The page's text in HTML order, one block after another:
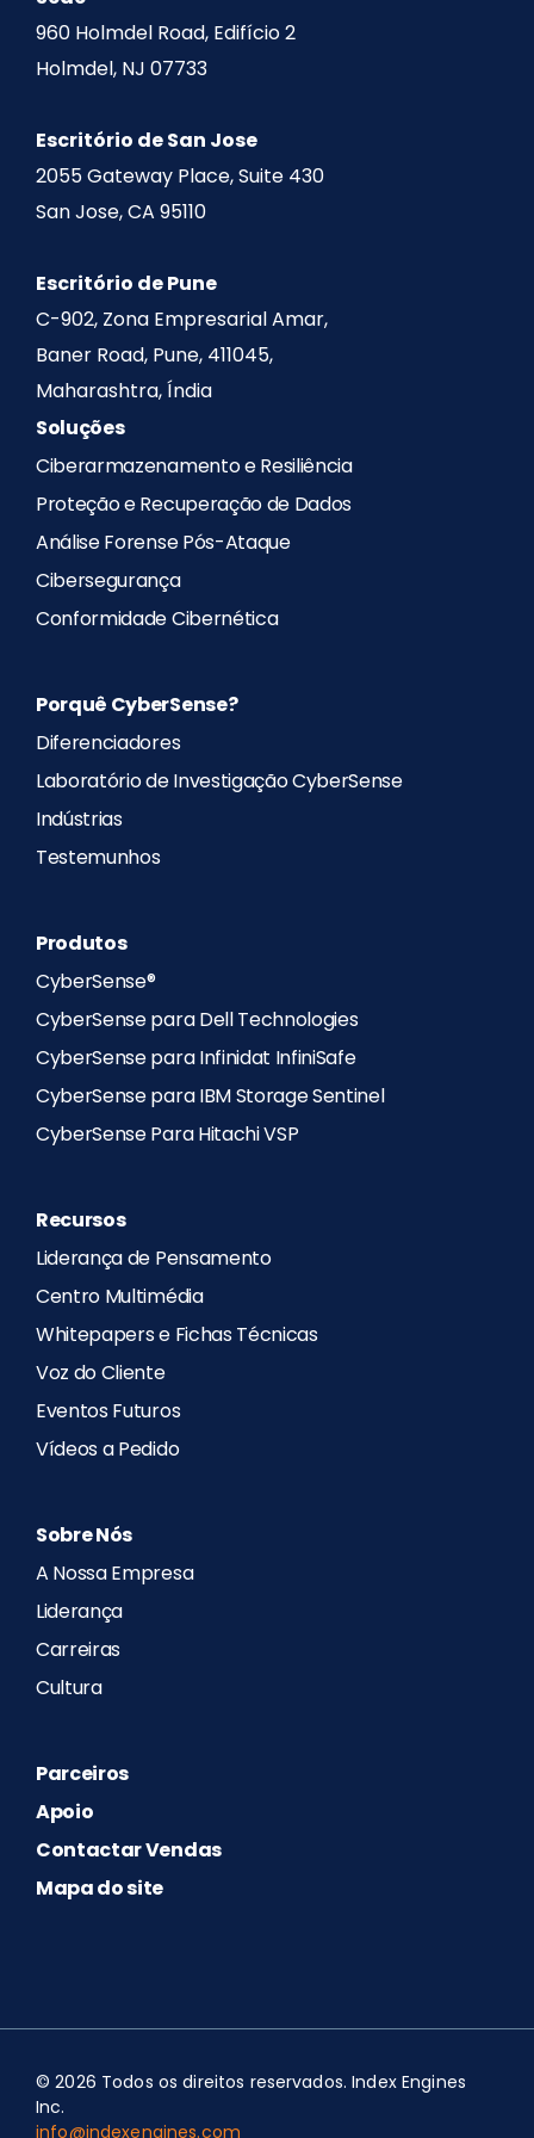
960 Holmdel Road, Edifício 2
Holmdel, NJ 07733
Escritório de San Jose
2055 Gateway Place, Suite 430
San Jose, CA 95110
Escritório de Pune
C-902, Zona Empresarial Amar,
Baner Road, Pune, 411045,
Maharashtra, Índia
Soluções
Ciberarmazenamento e Resiliência
Proteção e Recuperação de Dados
Análise Forense Pós-Ataque
Cibersegurança
Conformidade Cibernética
Porquê CyberSense?
Diferenciadores
Laboratório de Investigação CyberSense
Indústrias
Testemunhos
Produtos
CyberSense®
CyberSense para Dell Technologies
CyberSense para Infinidat InfiniSafe
CyberSense para IBM Storage Sentinel
CyberSense Para Hitachi VSP
Recursos
Liderança de Pensamento
Centro Multimédia
Whitepapers e Fichas Técnicas
Voz do Cliente
Eventos Futuros
Vídeos a Pedido
Sobre Nós
A Nossa Empresa
Liderança
Carreiras
Cultura
Parceiros
Apoio
Contactar Vendas
Mapa do site
© 2026 Todos os direitos reservados. Index Engines
Inc.